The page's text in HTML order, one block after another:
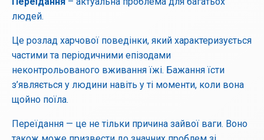
людей.
Це розлад харчової поведінки, який характеризується
частими та періодичними епізодами
неконтрольованого вживання їжі. Бажання їсти
з’являється у людини навіть у ті моменти, коли вона
щойно поїла.
Переїдання — це не тільки причина зайвої ваги. Воно